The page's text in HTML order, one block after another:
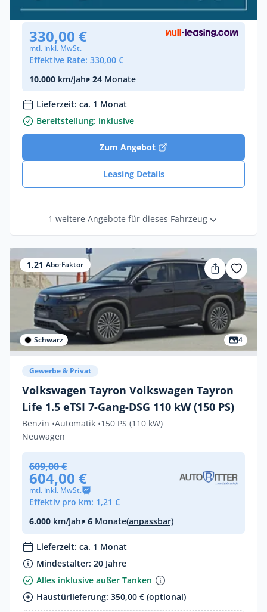
Gebraucht(16.603 km)• EZ: 10/2025
330,00 €
mtl. inkl. MwSt.
Effektive Rate: 330,00 €
10.000 km/Jahr• 24 Monate
Lieferzeit: ca. 1 Monat
Bereitstellung: inklusive
Zum Angebot
Leasing Details
1 weitere Angebote für dieses Fahrzeug
1,21 Abo-Faktor
Schwarz 4
Gewerbe & Privat
Volkswagen Tayron Volkswagen Tayron
Life 1.5 eTSI 7-Gang-DSG 110 kW (150 PS)
Benzin •Automatik •150 PS (110 kW)
Neuwagen
609,00 €
604,00 €
mtl. inkl. MwSt.
Effektiv pro km: 1,21 €
6.000 km/Jahr• 6 Monate(anpassbar)
Lieferzeit: ca. 1 Monat
Mindestalter: 20 Jahre
Alles inklusive außer Tanken
Haustürlieferung: 350,00 € (optional)